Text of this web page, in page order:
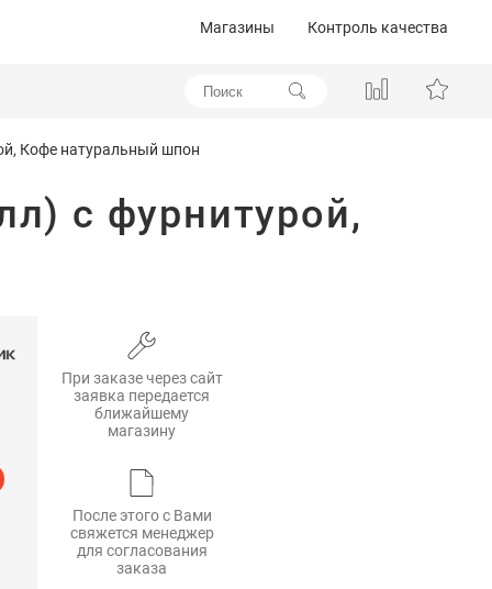
Магазины Контроль качества
Кофе натуральный шпон
с фурнитурой,
При заказе через сайт
заявка передается
ближайшему
магазину
После этого с Вами
свяжется менеджер
для согласования
заказа